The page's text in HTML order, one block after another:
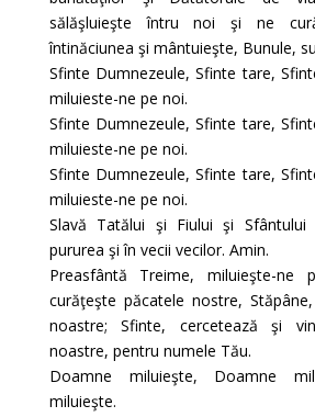
sălăşluieşte întru noi şi ne
întinăciunea şi mântuieşte, Bunule,
Sfinte Dumnezeule, Sfinte tare,
miluieste-ne pe noi.
Sfinte Dumnezeule, Sfinte tare,
miluieste-ne pe noi.
Sfinte Dumnezeule, Sfinte tare,
miluieste-ne pe noi.
Slavă Tatălui şi Fiului şi
pururea şi în vecii vecilor. Amin.
Preasfântă Treime, miluieşte-ne
curăţeşte păcatele nostre,
noastre; Sfinte, cercetează şi
noastre, pentru numele Tău.
Doamne miluieşte, Doamne
miluieşte.